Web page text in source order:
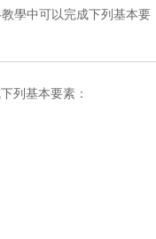
學中可以完成下列基本要
列基本要素：